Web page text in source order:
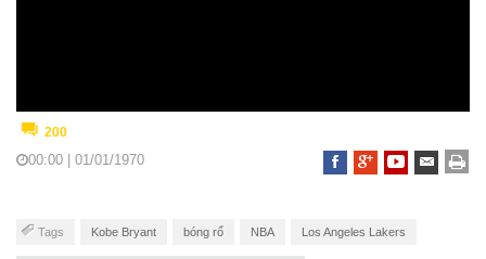
200
00:00 | 01/01/1970
Tags Kobe Bryant bóng rổ NBA Los Angeles Lakers